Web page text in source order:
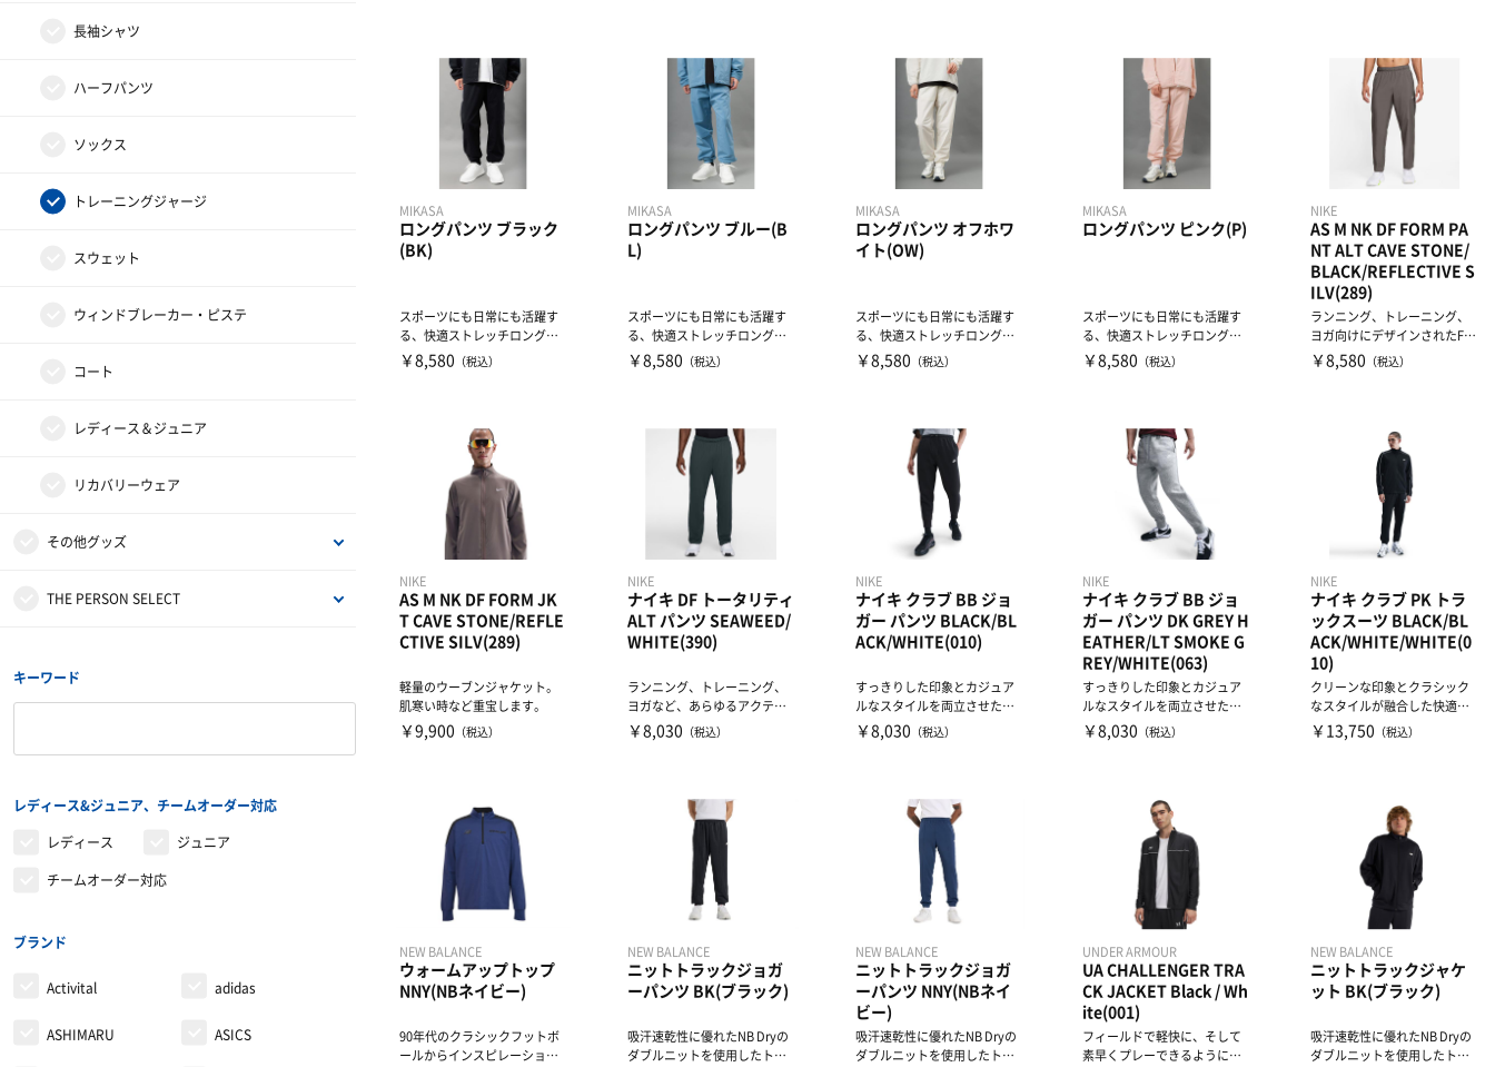
MIKASA
ロングパンツ ブラック
(BK)
スポーツにも日常にも活躍す
る、快適ストレッチロングパ
ンツ機能性ストレッチ布帛素
￥8,580 （税込）
MIKASA
ロングパンツ ブルー(B
L)
スポーツにも日常にも活躍す
る、快適ストレッチロングパ
ンツ機能性ストレッチ布帛素
￥8,580 （税込）
MIKASA
ロングパンツ オフホワ
イト(OW)
スポーツにも日常にも活躍す
る、快適ストレッチロングパ
ンツ機能性ストレッチ布帛素
￥8,580 （税込）
MIKASA
ロングパンツ ピンク(P)
スポーツにも日常にも活躍す
る、快適ストレッチロングパ
ンツ機能性ストレッチ布帛素
￥8,580 （税込）
NIKE
AS M NK DF FORM PA
NT ALT CAVE STONE/
BLACK/REFLECTIVE S
ILV(289)
ランニング、トレーニング、
ヨガ向けにデザインされたFor
mコレクションは、軽量素...
￥8,580 （税込）
NIKE
AS M NK DF FORM JK
T CAVE STONE/REFLE
CTIVE SILV(289)
軽量のウーブンジャケット。
肌寒い時など重宝します。
￥9,900 （税込）
NIKE
ナイキ DF トータリティ
ALT パンツ SEAWEED/
WHITE(390)
ランニング、トレーニング、
ヨガなど、あらゆるアクティ
ビティに適したパンツ。新し
￥8,030 （税込）
NIKE
ナイキ クラブ BB ジョ
ガー パンツ BLACK/BL
ACK/WHITE(010)
すっきりした印象とカジュア
ルなスタイルを両立させたク
ラシックなジョガーパンツ。
￥8,030 （税込）
NIKE
ナイキ クラブ BB ジョ
ガー パンツ DK GREY H
EATHER/LT SMOKE G
REY/WHITE(063)
すっきりした印象とカジュア
ルなスタイルを両立させたク
ラシックなジョガーパンツ。
￥8,030 （税込）
NIKE
ナイキ クラブ PK トラ
ックスーツ BLACK/BL
ACK/WHITE/WHITE(0
10)
クリーンな印象とクラシック
なスタイルが融合した快適な
トラックスーツ。軽量のポリ
￥13,750 （税込）
NEW BALANCE
ウォームアップトップ
NNY(NBネイビー)
90年代のクラシックフットボ
ールからインスピレーション
NEW BALANCE
ニットトラックジョガ
ーパンツ BK(ブラック)
吸汗速乾性に優れたNB Dryの
ダブルニットを使用したトラ
NEW BALANCE
ニットトラックジョガ
ーパンツ NNY(NBネイ
ビー)
吸汗速乾性に優れたNB Dryの
ダブルニットを使用したトラ
UNDER ARMOUR
UA CHALLENGER TRA
CK JACKET Black / Wh
ite(001)
フィールドで軽快に、そして
素早くプレーできるように開
NEW BALANCE
ニットトラックジャケ
ット BK(ブラック)
吸汗速乾性に優れたNB Dryの
ダブルニットを使用したトラ
グッズ・アクセサリー
その他サポーター
長袖シャツ
ハーフパンツ
ソックス
トレーニングジャージ
スウェット
ウィンドブレーカー・ピステ
コート
レディース＆ジュニア
リカバリーウェア
その他グッズ
サンダル
リストバンド・ヘアバンド
THE PERSON SELECT
エクササイズマット
キーワード
レディース&ジュニア、チームオーダー対応
レディース ジュニア
チームオーダー対応
ブランド
Activital adidas
ASHIMARU ASICS